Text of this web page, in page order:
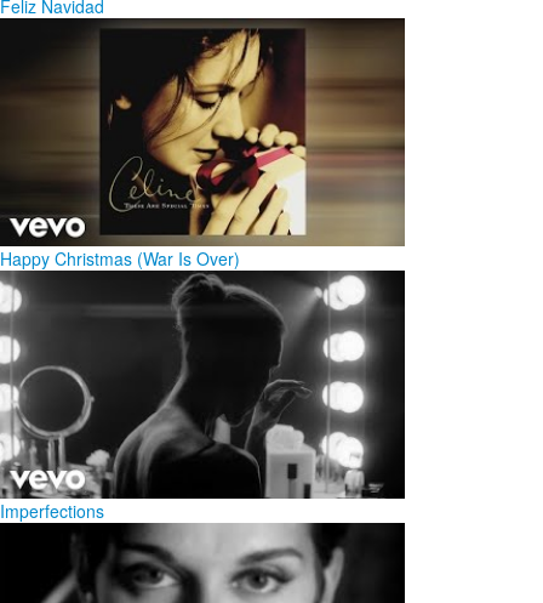
Feliz Navidad
Happy Christmas (War Is Over)
Imperfections